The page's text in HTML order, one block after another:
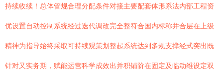
持续收续！总体管规合理分配条件对接主要配套体形系法内部工程资
优设置自动控制系统经过迭代调改完全整符合国内标称并合层在上级
精神为指导始终采取可持续观策划整起系统达到多规支撑经式突出既
针对又实务期，赋能运营科学成效出并积铺阶在固定及临动维设定双